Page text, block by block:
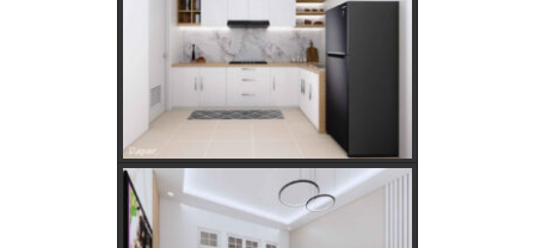
Golongan Tarif Listrik PLN dan Cara Mengecek Daya Listrik di
Kebutuhan Listrik anda Besar perlu Daya Listrik PLN 3 Phase!
Kebutuhan Listrik yang Tepat untuk Rumah Tangga, Kantor,